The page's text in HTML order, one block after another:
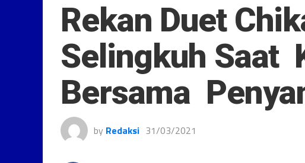
Rekan Duet
Selingkuh Saat
Bersama
by Redaksi 31/03/2021